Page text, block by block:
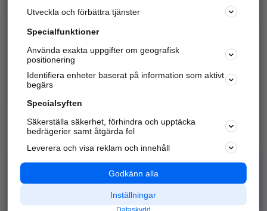
Marknadsför företaget
Kom igång och annonsera mot
samarbetspartners nära dig.
Alla kategorier
Populära sökningar
API & Kartor
Annonsera
Integritet
Nödnummer
Utveckla och förbättra tjänster
Specialfunktioner
Använda exakta uppgifter om geografisk
positionering
Identifiera enheter baserat på information som aktivt
begärs
Specialsyften
Säkerställa säkerhet, förhindra och upptäcka
bedrägerier samt åtgärda fel
Leverera och visa reklam och innehåll
Godkänn alla
Inställningar
Dataskydd